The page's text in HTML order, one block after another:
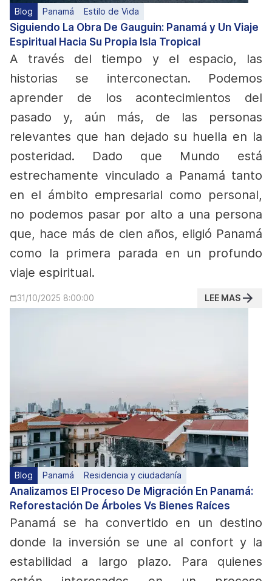
Blog Panamá Estilo de Vida
Siguiendo La Obra De Gauguin: Panamá y Un Viaje
Espiritual Hacia Su Propia Isla Tropical
A través del tiempo y el espacio, las
historias se interconectan. Podemos
aprender de los acontecimientos del
pasado y, aún más, de las personas
relevantes que han dejado su huella en la
posteridad. Dado que Mundo está
estrechamente vinculado a Panamá tanto
en el ámbito empresarial como personal,
no podemos pasar por alto a una persona
que, hace más de cien años, eligió Panamá
como la primera parada en un profundo
viaje espiritual.
31/10/2025 8:00:00 LEE MAS
Blog Panamá Residencia y ciudadanía
Analizamos El Proceso De Migración En Panamá:
Reforestación De Árboles Vs Bienes Raíces
Panamá se ha convertido en un destino
donde la inversión se une al confort y la
estabilidad a largo plazo. Para quienes